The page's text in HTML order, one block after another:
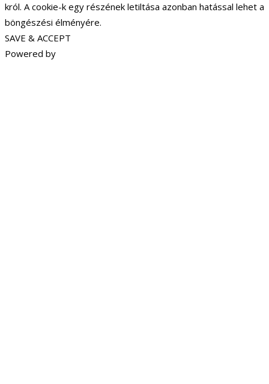
król. A cookie-k egy részének letiltása azonban hatással lehet a
böngészési élményére.
SAVE & ACCEPT
Powered by